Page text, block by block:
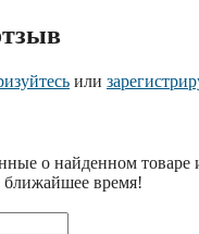
или
о найденном
ближайшее время!